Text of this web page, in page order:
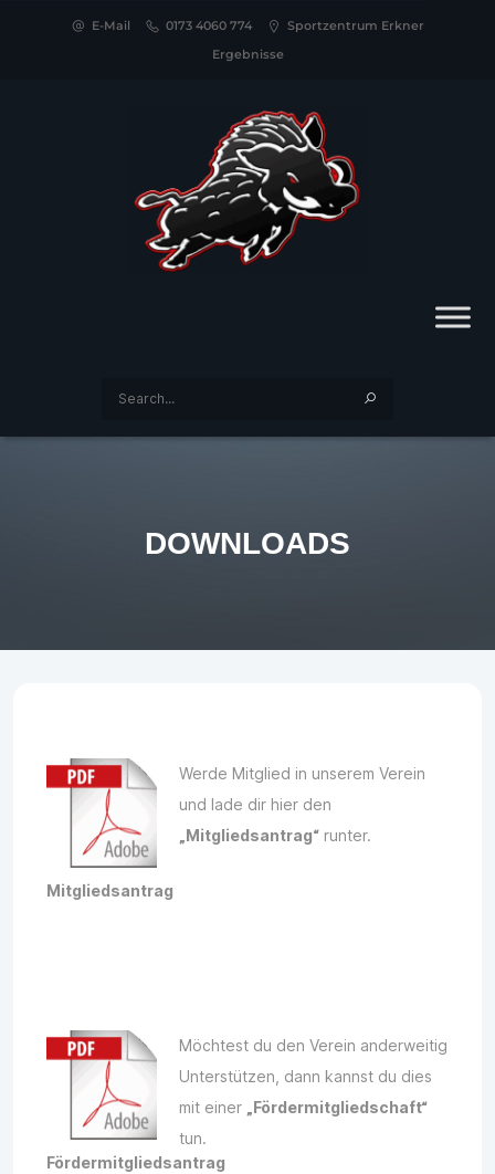
E-Mail 0173 4060 774
Sportzentrum Erkner
Ergebnisse
DOWNLOADS
Mitgliedsantrag
Werde Mitglied in unserem Verein
und lade dir hier den
„Mitgliedsantrag“ runter.
Fördermitgliedsantrag
Möchtest du den Verein anderweitig
Unterstützen, dann kannst du dies
mit einer
„Fördermitgliedschaft“
tun.